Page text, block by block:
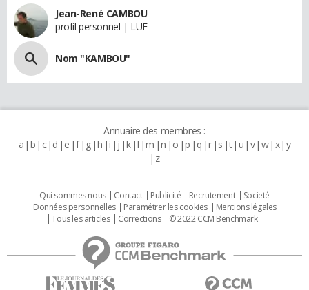
Jean-René CAMBOU
profil personnel | LUE
Nom "KAMBOU"
Annuaire des membres :
a b c d e f g h i j k l m n o p q r s t u v w x y
z
Qui sommes nous Contact Publicité Recrutement
Societé
Données personnelles
Paramétrer les cookies
Mentions légales
Tous les articles
Corrections © 2022 CCM Benchmark